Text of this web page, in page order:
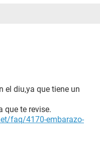
el diu,ya que tiene un
que te revise.
faq/4170-embarazo-